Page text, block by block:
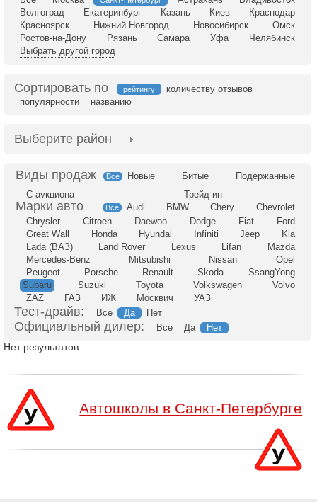
Волгоград
Екатеринбург Казань Киев
Краснодар
Красноярск
Нижний Новгород Новосибирск
Омск
Ростов-на-Дону
Рязань Самара Уфа
Челябинск
Выбрать другой город
Сортировать по рейтингу
количеству отзывов
популярности
названию
Выберите район
Все Новые Битые
Подержанные
С аукциона
Трейд-ин
Все Audi BMW Chery
Chevrolet
Chrysler
Citroen Daewoo Dodge Fiat
Ford
Great Wall
Honda Hyundai Infiniti Jeep
Kia
Lada (ВАЗ)
Land Rover Lexus Lifan
Mazda
Mercedes-Benz
Mitsubishi Nissan
Opel
Peugeot
Porsche Renault Skoda
SsangYong
Subaru
Suzuki Toyota Volkswagen
Volvo
ZAZ
ГАЗ ИЖ Москвич УАЗ
Тест-драйв: Все Да Нет
Официальный дилер: Все Да Нет
Нет результатов.
Автошколы в Санкт-Петербурге